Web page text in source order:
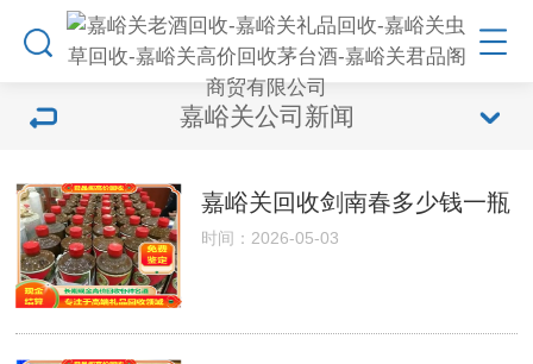
嘉峪关公司新闻
嘉峪关回收剑南春多少钱一瓶
时间：2026-05-03